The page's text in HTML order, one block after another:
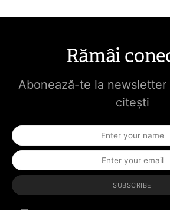
Rămâi
Abonează-te la newsletter
citești
SUBSCRIBE